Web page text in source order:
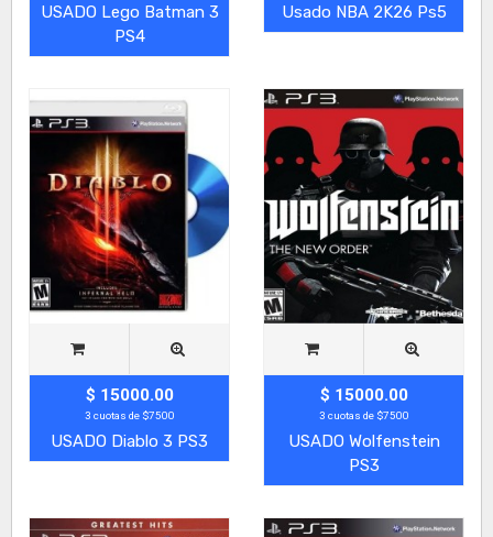
USADO Lego Batman 3
PS4
Usado NBA 2K26 Ps5
$ 15000.00
3 cuotas de $7500
USADO Diablo 3 PS3
$ 15000.00
3 cuotas de $7500
USADO Wolfenstein
PS3